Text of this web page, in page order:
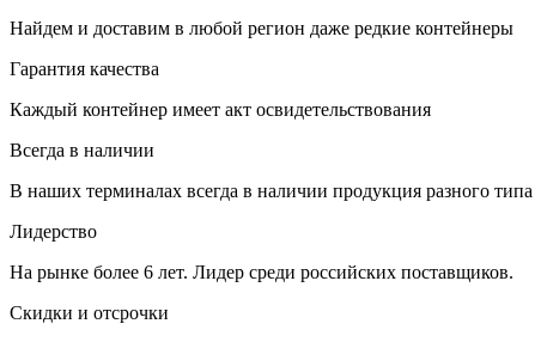
Найдем и доставим в любой регион даже редкие контейнеры
Гарантия качества
Каждый контейнер имеет акт освидетельствования
Всегда в наличии
В наших терминалах всегда в наличии продукция разного типа
Лидерство
На рынке более 6 лет. Лидер среди российских поставщиков.
Скидки и отсрочки